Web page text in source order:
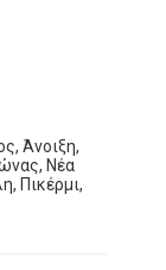
Άνοιξη,
Νέα
Πικέρμι,